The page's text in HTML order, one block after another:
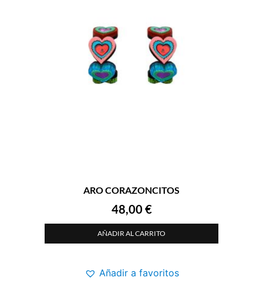
ARO CORAZONCITOS
48,00 €
AÑADIR AL CARRITO
Añadir a favoritos